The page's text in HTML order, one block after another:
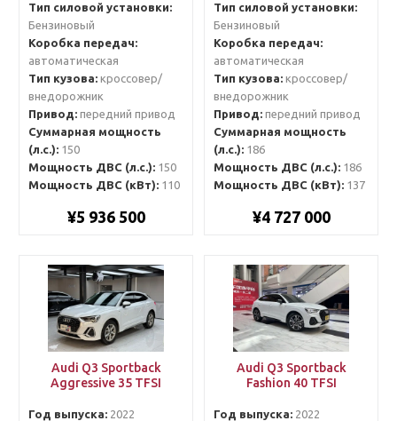
Тип силовой установки:
Бензиновый
Коробка передач:
автоматическая
Тип кузова:кроссовер/
внедорожник
Привод:передний привод
Суммарная мощность
(л.с.):150
Мощность ДВС (л.с.):150
Мощность ДВС (кВт):110
¥5 936 500
Тип силовой установки:
Бензиновый
Коробка передач:
автоматическая
Тип кузова:кроссовер/
внедорожник
Привод:передний привод
Суммарная мощность
(л.с.):186
Мощность ДВС (л.с.):186
Мощность ДВС (кВт):137
¥4 727 000
Audi Q3 Sportback
Aggressive 35 TFSI
Год выпуска:2022
Audi Q3 Sportback
Fashion 40 TFSI
Год выпуска:2022